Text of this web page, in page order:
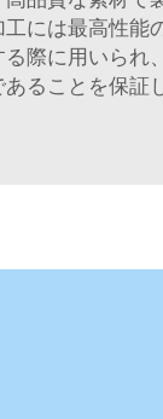
には最高性能
際に用いられ
あることを保証